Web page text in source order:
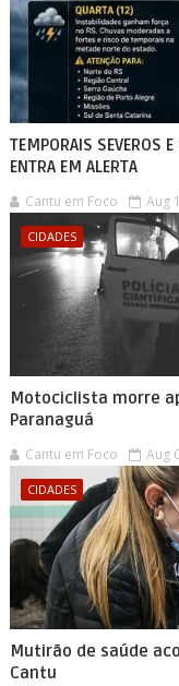
TEMPORAIS SEVEROS
ENTRA EM ALERTA
Cantu em Foco Aug
CIDADES
Motociclista morre
Paranaguá
Cantu em Foco Aug
CIDADES
Mutirão de saúde
Cantu